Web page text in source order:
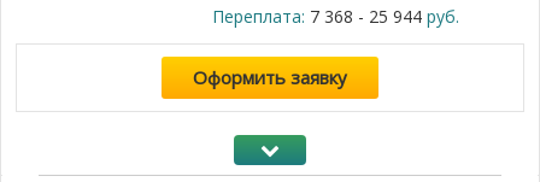
Переплата: 7 368 - 25 944руб.
Оформить заявку